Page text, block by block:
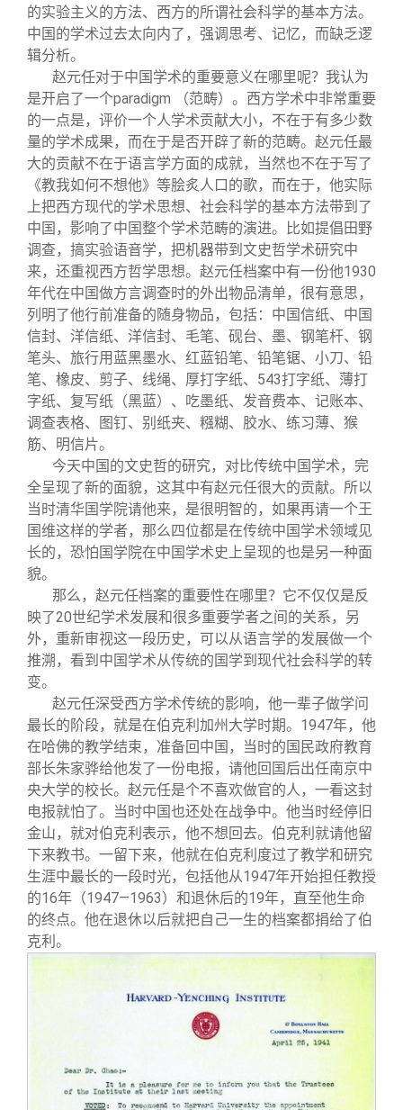
的实验主义的方法、西方的所谓社会科学的基本方法。
中国的学术过去太向内了，强调思考、记忆，而缺乏逻
辑分析。
赵元任对于中国学术的重要意义在哪里呢？我认为
是开启了一个paradigm （范畴）。西方学术中非常重要
的一点是，评价一个人学术贡献大小，不在于有多少数
量的学术成果，而在于是否开辟了新的范畴。赵元任最
大的贡献不在于语言学方面的成就，当然也不在于写了
《教我如何不想他》等脍炙人口的歌，而在于，他实际
上把西方现代的学术思想、社会科学的基本方法带到了
中国，影响了中国整个学术范畴的演进。比如提倡田野
调查，搞实验语音学，把机器带到文史哲学术研究中
来，还重视西方哲学思想。赵元任档案中有一份他1930
年代在中国做方言调查时的外出物品清单，很有意思，
列明了他行前准备的随身物品，包括：中国信纸、中国
信封、洋信纸、洋信封、毛笔、砚台、墨、钢笔杆、钢
笔头、旅行用蓝黑墨水、红蓝铅笔、铅笔锯、小刀、铅
笔、橡皮、剪子、线绳、厚打字纸、543打字纸、薄打
字纸、复写纸（黑蓝）、吃墨纸、发音费本、记账本、
调查表格、图钉、别纸夹、糨糊、胶水、练习薄、猴
筋、明信片。
今天中国的文史哲的研究，对比传统中国学术，完
全呈现了新的面貌，这其中有赵元任很大的贡献。所以
当时清华国学院请他来，是很明智的，如果再请一个王
国维这样的学者，那么四位都是在传统中国学术领域见
长的，恐怕国学院在中国学术史上呈现的也是另一种面
貌。
那么，赵元任档案的重要性在哪里？它不仅仅是反
映了20世纪学术发展和很多重要学者之间的关系，另
外，重新审视这一段历史，可以从语言学的发展做一个
推溯，看到中国学术从传统的国学到现代社会科学的转
变。
赵元任深受西方学术传统的影响，他一辈子做学问
最长的阶段，就是在伯克利加州大学时期。1947年，他
在哈佛的教学结束，准备回中国，当时的国民政府教育
部长朱家骅给他发了一份电报，请他回国后出任南京中
央大学的校长。赵元任是个不喜欢做官的人，一看这封
电报就怕了。当时中国也还处在战争中。他当时经停旧
金山，就对伯克利表示，他不想回去。伯克利就请他留
下来教书。一留下来，他就在伯克利度过了教学和研究
生涯中最长的一段时光，包括他从1947年开始担任教授
的16年（1947—1963）和退休后的19年，直至他生命
的终点。他在退休以后就把自己一生的档案都捐给了伯
克利。